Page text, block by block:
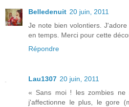
Belledenuit 20 juin, 2011
Je note bien volontiers.
en temps. Merci pour cette
Répondre
Lau1307 20 juin, 2011
« Sans moi ! les zombies ne
j'affectionne le plus, le gore